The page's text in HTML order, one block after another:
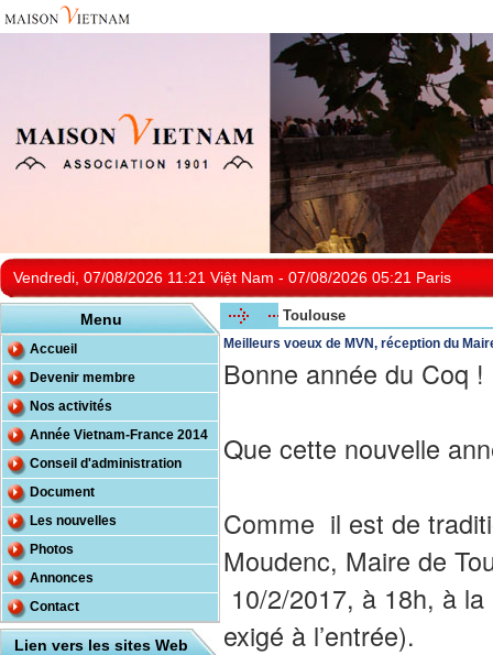
Vendredi, 07/08/2026 11:21 Việt Nam - 07/08/2026 05:21 Paris
Menu
Accueil
Devenir membre
Nos activités
Année Vietnam-France 2014
Conseil d'administration
Document
Les nouvelles
Photos
Annonces
Contact
Lien vers les sites Web
Toulouse
Meilleurs voeux de MVN, réception du
Bonne année du Coq !
Que cette nouvelle
Comme il est de
Moudenc, Maire de
10/2/2017, à 18h, à
exigé à l’entrée).